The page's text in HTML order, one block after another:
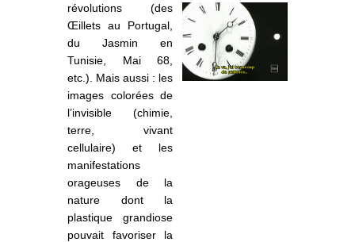
révolutions (des
Œillets au Portugal,
du Jasmin en
Tunisie, Mai 68,
etc.). Mais aussi : les
images colorées de
l’invisible (chimie,
terre, vivant
cellulaire) et les
manifestations
orageuses de la
nature dont la
plastique grandiose
pouvait favoriser la